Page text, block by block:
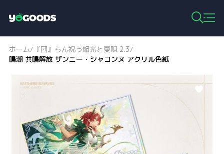
o
g
o
o
ホーム/ 『団』らん祝う焔光と夏唄 2.3/
鳴潮 共鳴解放 ザンニー・シャコンヌ アクリル色紙